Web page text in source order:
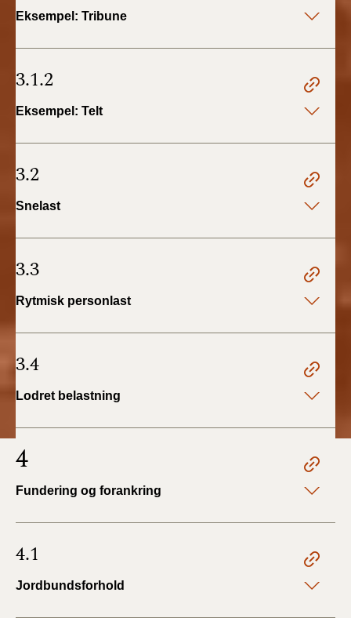
Eksempel: Tribune
3.1.2
Eksempel: Telt
3.2
Snelast
3.3
Rytmisk personlast
3.4
Lodret belastning
4
Fundering og forankring
4.1
Jordbundsforhold